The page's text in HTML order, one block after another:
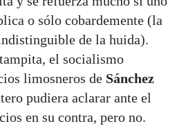
o sólo cobardemente (la
de la huida).
el socialismo
limosneros de Sánchez
pudiera aclarar ante el
en su contra, pero no.